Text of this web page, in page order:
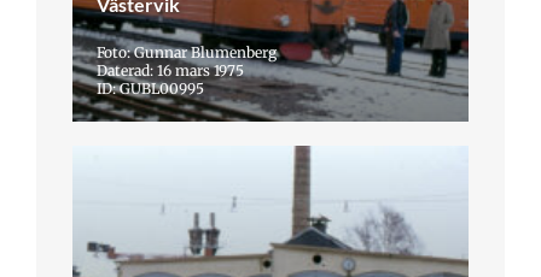
Foto: Gunnar Blumenberg
Daterad: 16 mars 1975
ID: GUBL00995